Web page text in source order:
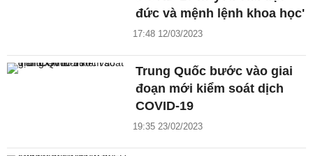
đức và mệnh lệnh khoa học'
17:48 12/03/2023
Trung Quốc bước vào giai
đoạn mới kiểm soát dịch
COVID-19
19:35 23/02/2023